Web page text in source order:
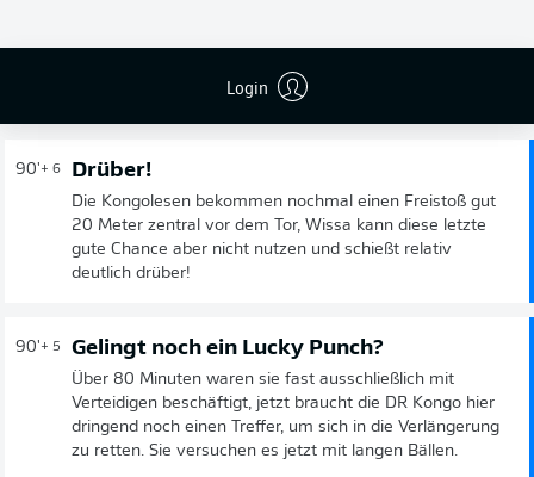
Login
SPIELENDE
90'+ 6 Drüber!
Die Kongolesen bekommen nochmal einen Freistoß gut
20 Meter zentral vor dem Tor, Wissa kann diese letzte
gute Chance aber nicht nutzen und schießt relativ
deutlich drüber!
90'+ 5 Gelingt noch ein Lucky Punch?
Über 80 Minuten waren sie fast ausschließlich mit
Verteidigen beschäftigt, jetzt braucht die DR Kongo hier
dringend noch einen Treffer, um sich in die Verlängerung
zu retten. Sie versuchen es jetzt mit langen Bällen.